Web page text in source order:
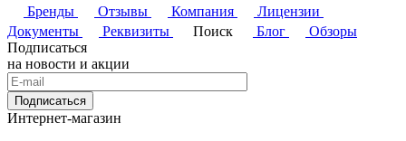
Бренды
Отзывы Компания
Лицензии
Документы
Реквизиты Поиск Блог
Обзоры
Подписаться
на новости и акции
Подписаться
Интернет-магазин